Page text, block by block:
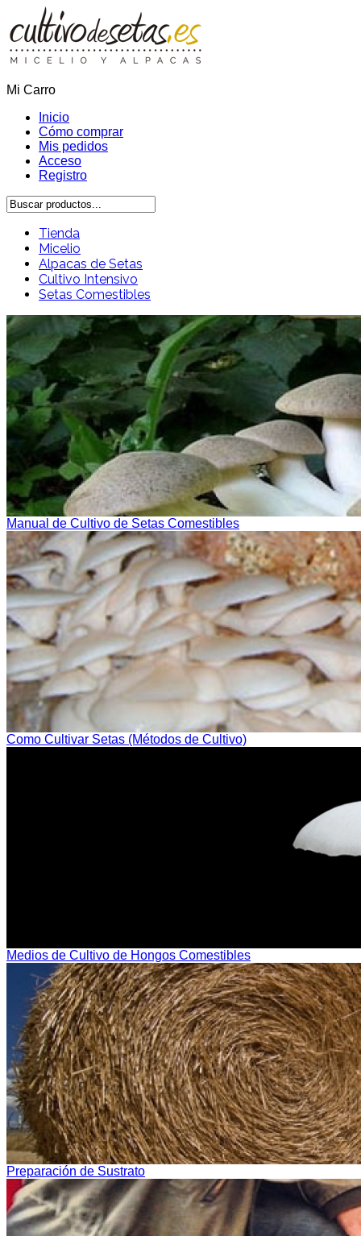
Mi Carro
Inicio
Cómo comprar
Mis pedidos
Acceso
Registro
Tienda
Micelio
Alpacas de Setas
Cultivo Intensivo
Setas Comestibles
Manual de Cultivo de Setas Comestibles
Como Cultivar Setas (Métodos de Cultivo)
Medios de Cultivo de Hongos Comestibles
Preparación de Sustrato